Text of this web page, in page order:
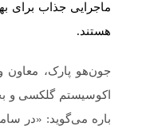
ماجرایی جذاب برای
هستند.
جون‌هو پارک، معاون
اکوسیستم گلکسی و
باره می‌گوید: «در